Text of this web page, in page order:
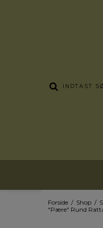
Forside / Shop /
"Pære" Rund